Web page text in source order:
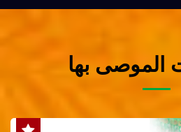
الموصى بها